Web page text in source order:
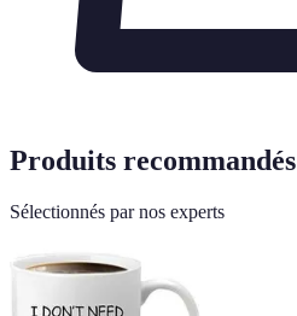
Produits recommandés
Sélectionnés par nos experts